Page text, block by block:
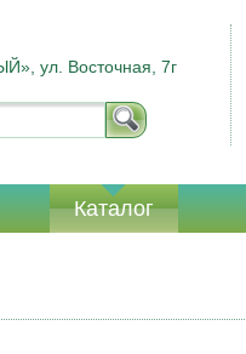
ул. Восточная, 7г
Каталог